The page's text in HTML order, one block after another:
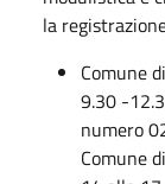
la
Comune
9.30 -
numero
Comune